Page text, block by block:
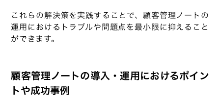
これらの解決策を実践することで、顧客管理ノートの
運用におけるトラブルや問題点を最小限に抑えること
ができます。
顧客管理ノートの導入・運用におけるポイン
トや成功事例